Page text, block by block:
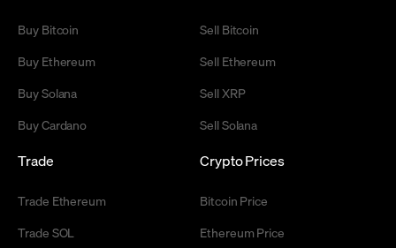
Buy Bitcoin
Buy Ethereum
Buy Solana
Buy Cardano
Sell Bitcoin
Sell Ethereum
Sell XRP
Sell Solana
Trade
Trade Ethereum
Trade SOL
Crypto Prices
Bitcoin Price
Ethereum Price